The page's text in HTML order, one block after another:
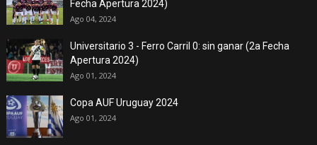
Fecha Apertura 2024)
Ago 04, 2024
Universitario 3 - Ferro Carril 0: sin ganar (2a Fecha
Apertura 2024)
Ago 01, 2024
Copa AUF Uruguay 2024
Ago 01, 2024